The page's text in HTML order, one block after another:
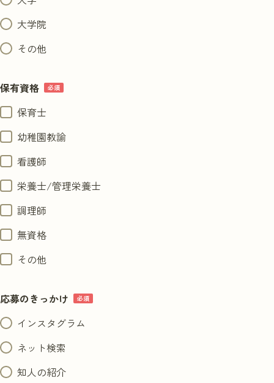
大学院
その他
保有資格
保育士
幼稚園教諭
看護師
栄養士/管理栄養士
調理師
無資格
その他
応募のきっかけ
インスタグラム
ネット検索
知人の紹介